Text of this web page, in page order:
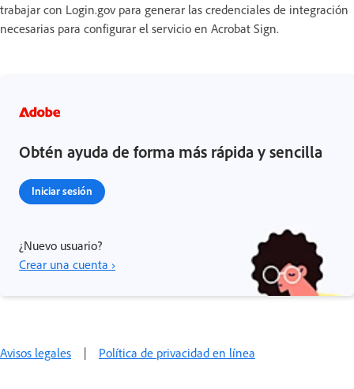
trabajar con Login.gov para generar las credenciales de integración
necesarias para configurar el servicio en Acrobat Sign.
Obtén ayuda de forma más rápida y sencilla
Iniciar sesión
¿Nuevo usuario?
Crear una cuenta ›
Avisos legales | Política de privacidad en línea